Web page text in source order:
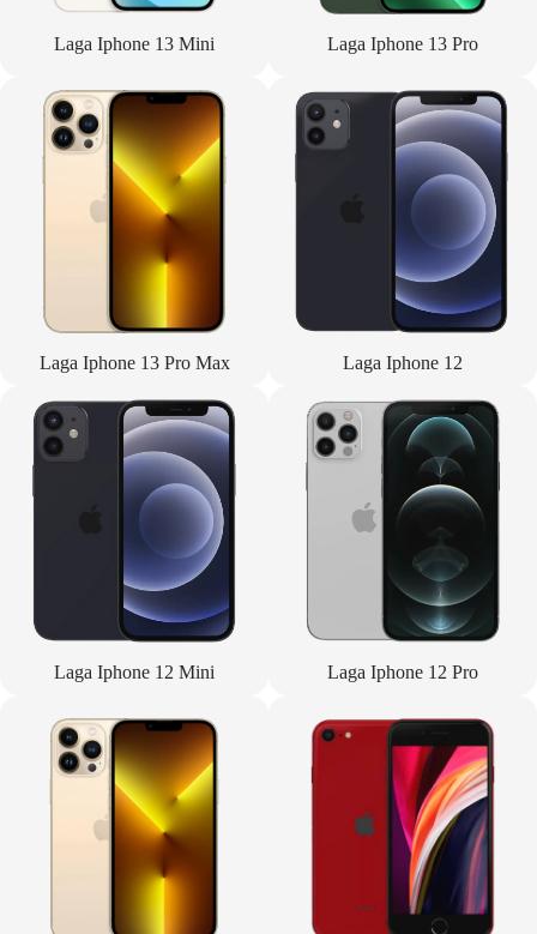
Laga Iphone 13 Mini Laga Iphone 13 Pro
Laga Iphone 13 Pro Max Laga Iphone 12
Laga Iphone 12 Mini Laga Iphone 12 Pro